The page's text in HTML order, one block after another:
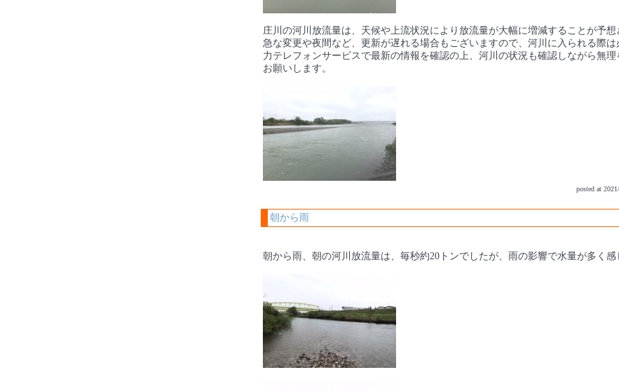
庄川の河川放流量は、天候や上流状況により放流量が大幅に増減することが予想
急な変更や夜間など、更新が遅れる場合もございますので、河川に入られる際
力テレフォンサービスで最新の情報を確認の上、河川の状況も確認しながら無理
お願いします。
posted at
朝から雨
朝から雨、朝の河川放流量は、毎秒約20トンでしたが、雨の影響で水量が多く感